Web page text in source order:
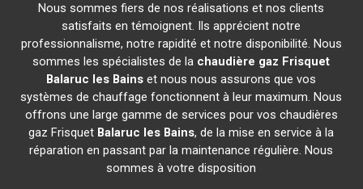
Nous sommes fiers de nos réalisations et nos clients
satisfaits en témoignent. Ils apprécient notre
professionnalisme, notre rapidité et notre disponibilité. Nous
sommes les spécialistes de la chaudière gaz Frisquet
Balaruc les Bains et nous nous assurons que vos
systèmes de chauffage fonctionnent à leur maximum. Nous
offrons une large gamme de services pour vos chaudières
gaz Frisquet Balaruc les Bains, de la mise en service à la
réparation en passant par la maintenance régulière. Nous
sommes à votre disposition